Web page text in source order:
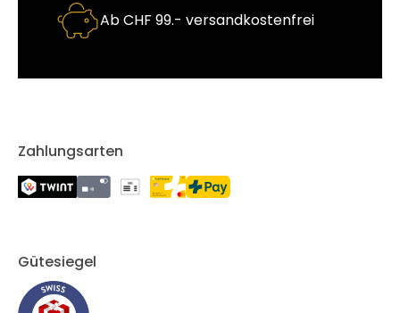
Ab CHF 99.- versandkostenfrei
Zahlungsarten
Gütesiegel